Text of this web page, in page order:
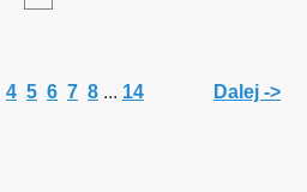
4 5 6 7 8 ... 14 Dalej ->